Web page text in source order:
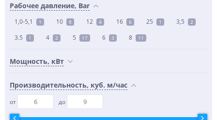
Рабочее давление, Bar
1,0-5,1 1 10 8 12 4 16 6 25 1 3,5 2
3.5 1 4 2 5 17 6 3 8 11
Мощность, кВт
Производительность, куб. м/час
от до